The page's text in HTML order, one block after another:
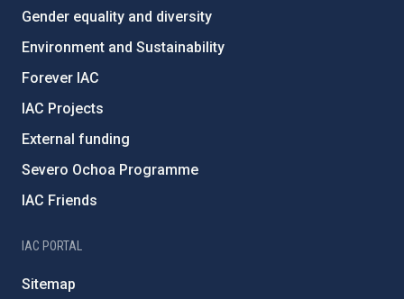
Gender equality and diversity
Environment and Sustainability
Forever IAC
IAC Projects
External funding
Severo Ochoa Programme
IAC Friends
IAC PORTAL
Sitemap